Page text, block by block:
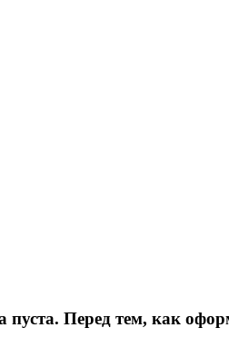
Перед тем, как